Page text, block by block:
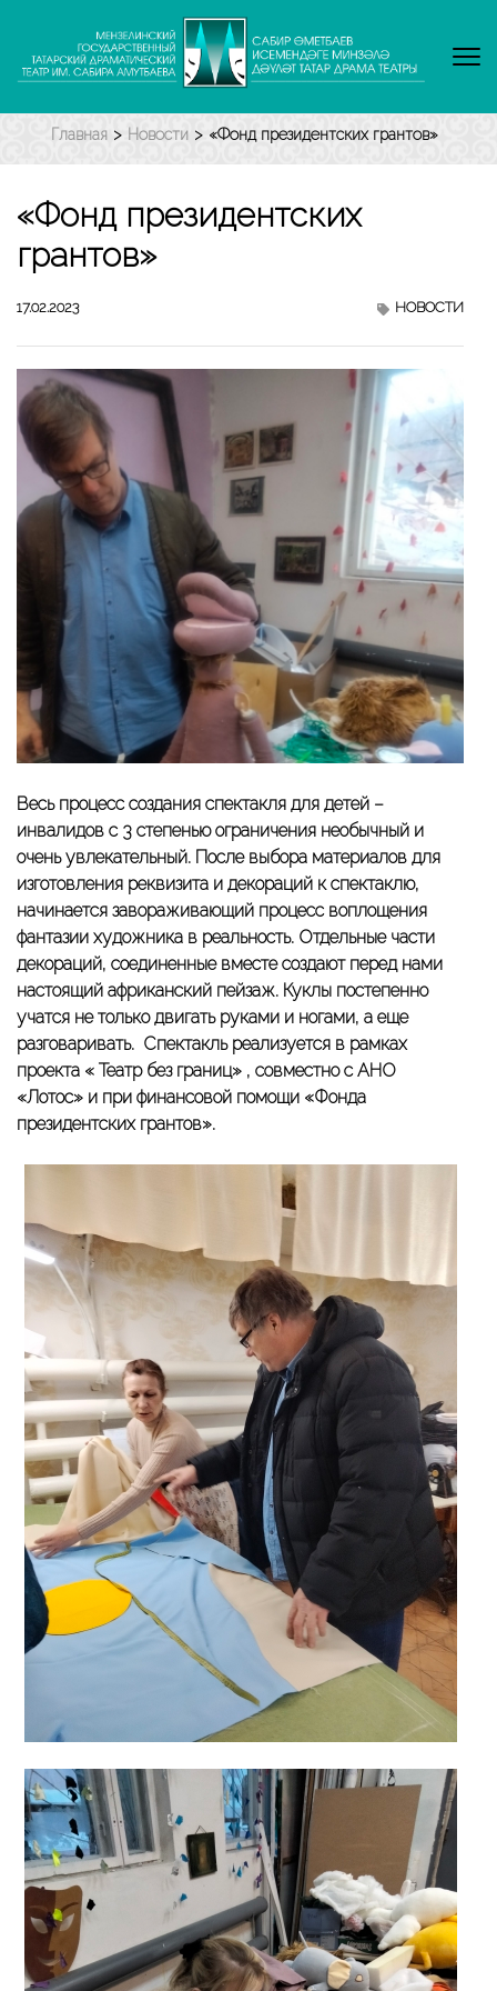
содержимому
Enter)
Главная > Новости > «Фонд президентских грантов»
«Фонд президентских
грантов»
17.02.2023 НОВОСТИ
Весь процесс создания спектакля для детей –
инвалидов с 3 степенью ограничения необычный и
очень увлекательный. После выбора материалов для
изготовления реквизита и декораций к спектаклю,
начинается завораживающий процесс воплощения
фантазии художника в реальность. Отдельные части
декораций, соединенные вместе создают перед нами
настоящий африканский пейзаж. Куклы постепенно
учатся не только двигать руками и ногами, а еще
разговаривать. Спектакль реализуется в рамках
проекта « Театр без границ» , совместно с АНО
«Лотос» и при финансовой помощи «Фонда
президентских грантов».